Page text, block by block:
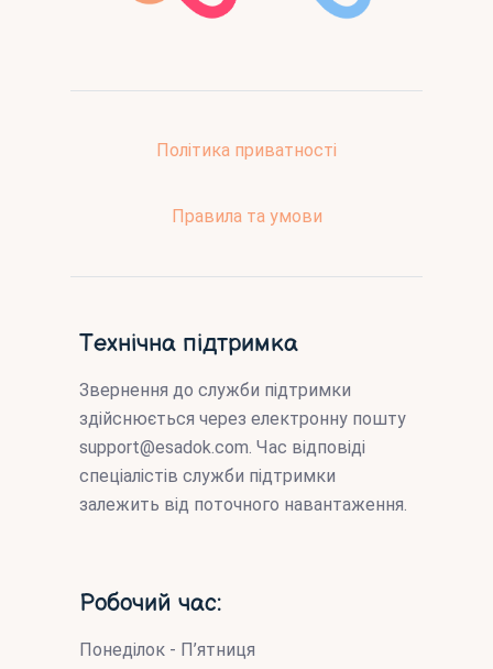
Політика приватності
Правила та умови
Технічна підтримка
Звернення до служби підтримки
здійснюється через електронну пошту
support@esadok.com . Час відповіді
спеціалістів служби підтримки
залежить від поточного навантаження.
Робочий час:
Понеділок - П’ятниця